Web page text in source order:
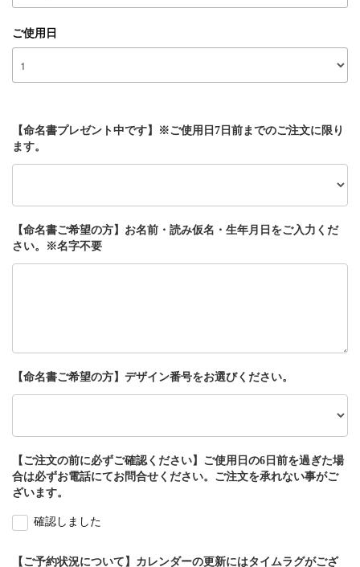
ご使用日
【命名書プレゼント中です】※ご使用日7日前までのご注文に限り
ます。
【命名書ご希望の方】お名前・読み仮名・生年月日をご入力くだ
さい。※名字不要
【命名書ご希望の方】デザイン番号をお選びください。
【ご注文の前に必ずご確認ください】ご使用日の6日前を過ぎた場
合は必ずお電話にてお問合せください。ご注文を承れない事がご
ざいます。
確認しました
【ご予約状況について】カレンダーの更新にはタイムラグがござ